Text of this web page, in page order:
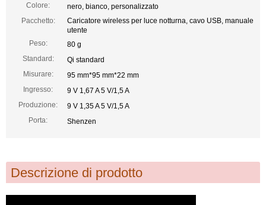
Colore:
nero, bianco, personalizzato
Pacchetto:
Caricatore wireless per luce notturna, cavo USB, manuale
utente
Peso:
80 g
Standard:
Qi standard
Misurare:
95 mm*95 mm*22 mm
Ingresso:
9 V 1,67 A 5 V/1,5 A
Produzione:
9 V 1,35 A 5 V/1,5 A
Porta:
Shenzen
Descrizione di prodotto